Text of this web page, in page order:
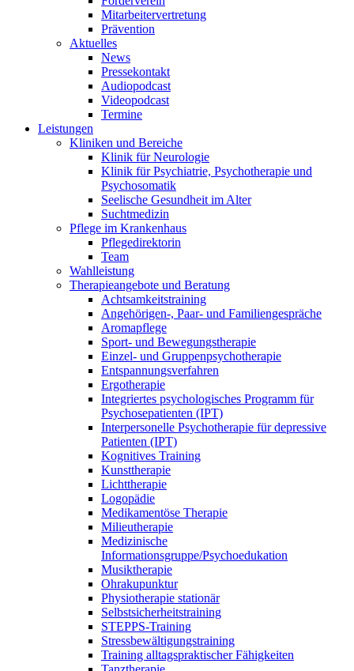
Mitarbeitervertretung
Prävention
Aktuelles
News
Pressekontakt
Audiopodcast
Videopodcast
Termine
Leistungen
Kliniken und Bereiche
Klinik für Neurologie
Klinik für Psychiatrie, Psychotherapie und
Psychosomatik
Seelische Gesundheit im Alter
Suchtmedizin
Pflege im Krankenhaus
Pflegedirektorin
Team
Wahlleistung
Therapieangebote und Beratung
Achtsamkeitstraining
Angehörigen-, Paar- und Familiengespräche
Aromapflege
Sport- und Bewegungstherapie
Einzel- und Gruppenpsychotherapie
Entspannungsverfahren
Ergotherapie
Integriertes psychologisches Programm für
Psychosepatienten (IPT)
Interpersonelle Psychotherapie für depressive
Patienten (IPT)
Kognitives Training
Kunsttherapie
Lichttherapie
Logopädie
Medikamentöse Therapie
Milieutherapie
Medizinische
Informationsgruppe/Psychoedukation
Musiktherapie
Ohrakupunktur
Physiotherapie stationär
Selbstsicherheitstraining
STEPPS-Training
Stressbewältigungstraining
Training alltagspraktischer Fähigkeiten